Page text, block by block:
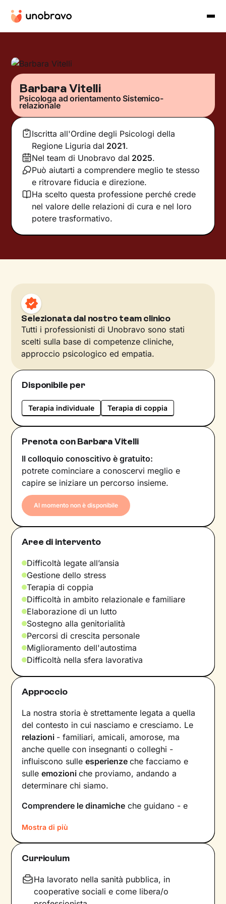
Barbara Vitelli
Psicologa ad orientamento Sistemico-
relazionale
Iscritta all'Ordine degli Psicologi della
Regione Liguria dal 2021.
Nel team di Unobravo dal 2025.
Può aiutarti a comprendere meglio te stesso
e ritrovare fiducia e direzione.
Ha scelto questa professione perché crede
nel valore delle relazioni di cura e nel loro
potere trasformativo.
Selezionata dal nostro team clinico
Tutti i professionisti di Unobravo sono stati
scelti sulla base di competenze cliniche,
approccio psicologico ed empatia.
Disponibile per
Terapia individuale Terapia di coppia
Prenota con Barbara Vitelli
Il colloquio conoscitivo è gratuito:
potrete cominciare a conoscervi meglio e
capire se iniziare un percorso insieme.
Al momento non è disponibile
Aree di intervento
Difficoltà legate all’ansia
Gestione dello stress
Terapia di coppia
Difficoltà in ambito relazionale e familiare
Elaborazione di un lutto
Sostegno alla genitorialità
Percorsi di crescita personale
Miglioramento dell'autostima
Difficoltà nella sfera lavorativa
Approccio
La nostra storia è strettamente legata a quella
del contesto in cui nasciamo e cresciamo. Le
relazioni - familiari, amicali, amorose, ma
anche quelle con insegnanti o colleghi -
influiscono sulleesperienzeche facciamo e
sulleemozioniche proviamo, andando a
determinare chi siamo.
Comprendere le dinamiche che guidano - e
fondamentale per poter capire chi sei, per
vedere tutto il tuo mondo sotto una luce
diversa e dare nuovi significati a ciò che ti
Nei nostri incontri avrò cura di creare un clima
di ascolto e comprensione, così che tu possa
Mostra di più
Curriculum
Ha lavorato nella sanità pubblica, in
cooperative sociali e come libera/o